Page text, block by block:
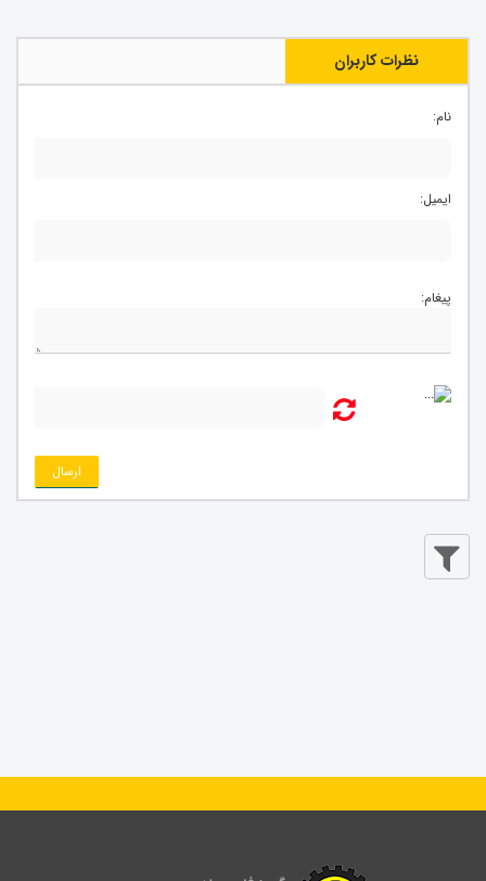
نظرات کاربران
نام:
ایمیل:
پیغام:
ارسال